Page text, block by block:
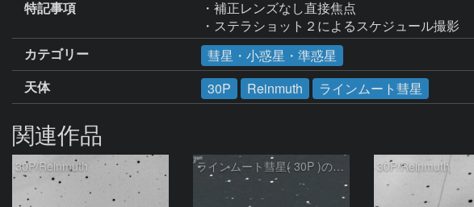
特記事項
・補正レンズなし直接焦点
・ステラショット２によるスケジュール撮影
カテゴリー
彗星・小惑星・準惑星
天体
30P Reinmuth ラインムート彗星
関連作品
30P/Reinmuth ラインムート彗星( 30P )の予報位置：2025/05/05 30P/Reinmuth